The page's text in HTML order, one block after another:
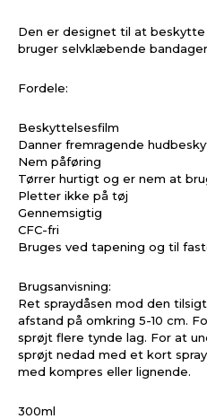
Den er designet til at
bruger selvklæbende
Fordele:
Beskyttelsesfilm
Danner fremragende
Nem påføring
Tørrer hurtigt og er nem at
Pletter ikke på tøj
Gennemsigtig
CFC-fri
Bruges ved tapening og til
Brugsanvisning:
Ret spraydåsen mod den
afstand på omkring 5-10 cm.
sprøjt flere tynde lag. For at
sprøjt nedad med et kort
med kompres eller lignende.
300ml